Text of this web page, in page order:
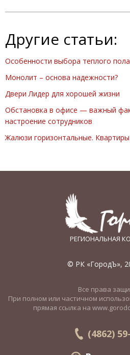
Другие статьи:
Особенности выбора теплого пола
Монолит – основа надежности?
Двери Лидер для хорошей жизни
Обстановка в офисе — важный
настроение сотрудников
Жалюзи горизонтальные.
РЕГИОНАЛЬНАЯ
© РК «ГородЪ»,
Все права
При полном или частичном
прямая ссылка на
(4862)